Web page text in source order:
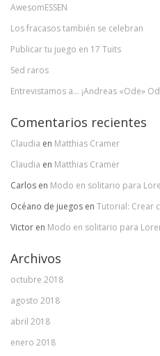
AwesomESSEN
Los fracasos también se celebran
Publicar tu juego en 17 Tuits
Sed raros
Entrevistamos a… ¡Andreas «Ode»
Comentarios recientes
Claudia en Matthias Cramer
Claudia en Matthias Cramer
Carlos en Modo en solitario para
Océano de juegos en Tutorial: Crear
Victor en Modo en solitario para
Archivos
octubre 2018
agosto 2018
abril 2018
enero 2018